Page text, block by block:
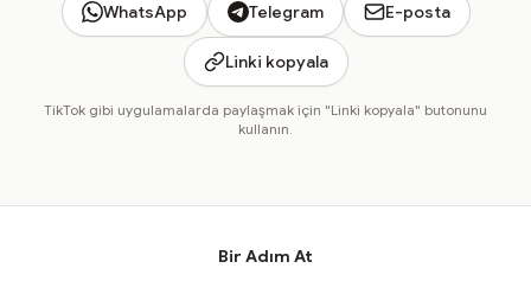
WhatsApp Telegram E-posta
Linki kopyala
TikTok gibi uygulamalarda paylaşmak için "Linki kopyala" butonunu
kullanın.
Bir Adım At